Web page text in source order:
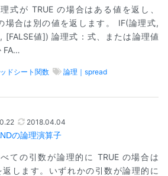
式が TRUE の場合はある値を返し、
場合は別の値を返します。 IF(論理式,
[FALSE値]) 論理式：式、または論理値
FA…
ドシート関数 論理｜spread
2018.04.04
の論理演算子
ての引数が論理的に TRUE の場合は
返します。いずれかの引数が論理的に